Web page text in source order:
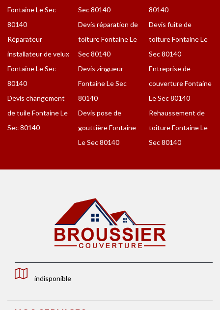
Fontaine Le Sec
80140
Réparateur
installateur de velux
Fontaine Le Sec
80140
Devis changement
de tuile Fontaine Le
Sec 80140
Sec 80140
Devis réparation de
toiture Fontaine Le
Sec 80140
Devis zingueur
Fontaine Le Sec
80140
Devis pose de
gouttière Fontaine
Le Sec 80140
80140
Devis fuite de
toiture Fontaine Le
Sec 80140
Entreprise de
couverture Fontaine
Le Sec 80140
Rehaussement de
toiture Fontaine Le
Sec 80140
indisponible